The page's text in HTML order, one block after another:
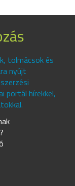
tolmácsok és
nyújt
portál hírekkel,